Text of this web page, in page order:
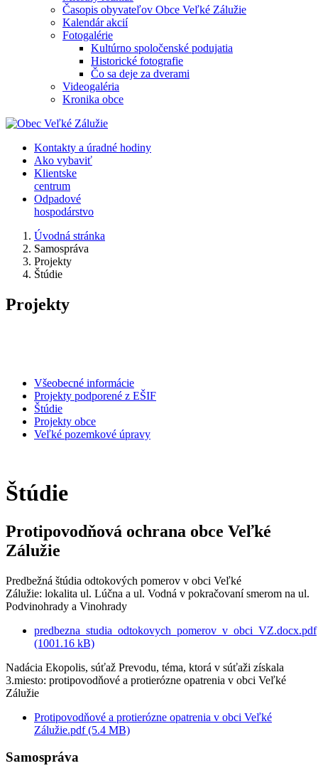
Časopis obyvateľov Obce Veľké Zálužie
Kalendár akcií
Fotogalérie
Kultúrno spoločenské podujatia
Historické fotografie
Čo sa deje za dverami
Videogaléria
Kronika obce
Kontakty a úradné hodiny
Ako vybaviť
Klientske
centrum
Odpadové
hospodárstvo
Úvodná stránka
Samospráva
Projekty
Štúdie
Projekty
Všeobecné informácie
Projekty podporené z EŠIF
Štúdie
Projekty obce
Veľké pozemkové úpravy
Štúdie
Protipovodňová ochrana obce Veľké
Zálužie
Predbežná štúdia odtokových pomerov v obci Veľké
Zálužie: lokalita ul. Lúčna a ul. Vodná v pokračovaní smerom na ul.
Podvinohrady a Vinohrady
predbezna_studia_odtokovych_pomerov_v_obci_VZ.docx.pdf
(1001.16 kB)
Nadácia Ekopolis, súťaž Prevodu, téma, ktorá v súťaži získala
3.miesto: protipovodňové a protierózne opatrenia v obci Veľké
Zálužie
Protipovodňové a protierózne opatrenia v obci Veľké
Zálužie.pdf (5.4 MB)
Samospráva